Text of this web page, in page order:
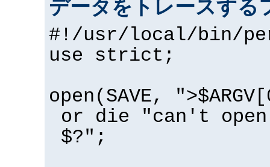
データをトレースする
#!/usr/local/bin/
use strict;
open(SAVE,
or die "can't open
$?";